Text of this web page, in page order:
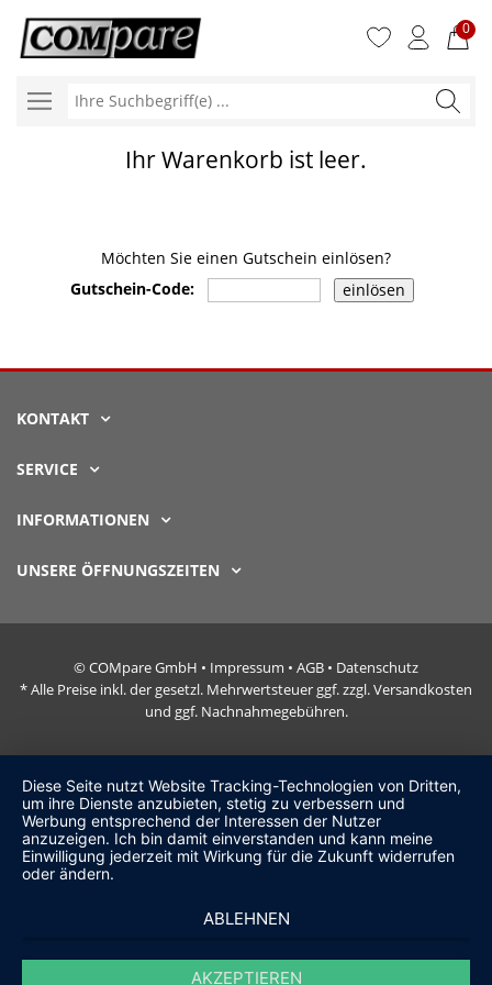
0
Ihre
Ihr Warenkorb ist leer.
Möchten Sie einen Gutschein einlösen?
Gutschein-Code:
KONTAKT
SERVICE
INFORMATIONEN
UNSERE ÖFFNUNGSZEITEN
© COMpare GmbH • Impressum • AGB • Datenschutz
* Alle Preise inkl. der gesetzl. Mehrwertsteuer ggf. zzgl. Versandkosten
und ggf. Nachnahmegebühren.
Diese Seite nutzt Website Tracking-Technologien von Dritten,
um ihre Dienste anzubieten, stetig zu verbessern und
Werbung entsprechend der Interessen der Nutzer
anzuzeigen. Ich bin damit einverstanden und kann meine
Einwilligung jederzeit mit Wirkung für die Zukunft widerrufen
oder ändern.
ABLEHNEN
AKZEPTIEREN